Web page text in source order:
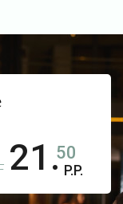
21.50
P.P.